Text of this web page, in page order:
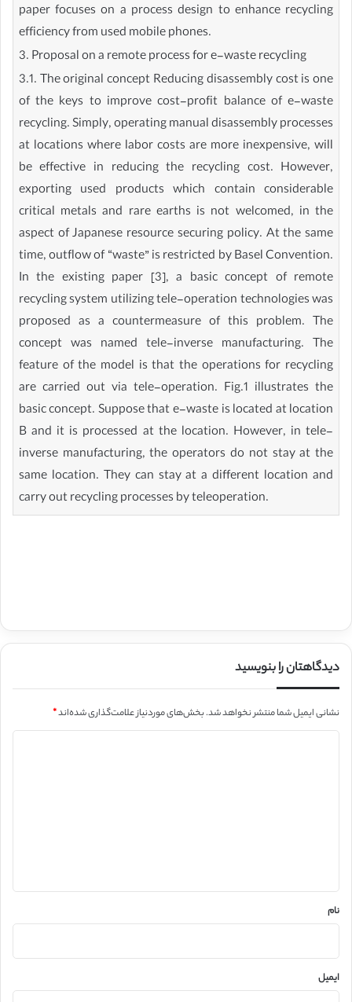
paper focuses on a process design to enhance recycling
efficiency from used mobile phones.
3. Proposal on a remote process for e-waste recycling
3.1. The original concept Reducing disassembly cost is one
of the keys to improve cost-profit balance of e-waste
recycling. Simply, operating manual disassembly processes
at locations where labor costs are more inexpensive, will
be effective in reducing the recycling cost. However,
exporting used products which contain considerable
critical metals and rare earths is not welcomed, in the
aspect of Japanese resource securing policy. At the same
time, outflow of “waste” is restricted by Basel Convention.
In the existing paper [3], a basic concept of remote
recycling system utilizing tele-operation technologies was
proposed as a countermeasure of this problem. The
concept was named tele-inverse manufacturing. The
feature of the model is that the operations for recycling
are carried out via tele-operation. Fig.1 illustrates the
basic concept. Suppose that e-waste is located at location
B and it is processed at the location. However, in tele-
inverse manufacturing, the operators do not stay at the
same location. They can stay at a different location and
carry out recycling processes by teleoperation.
دیدگاهتان را بنویسید
نشانی ایمیل شما منتشر نخواهد شد.بخش‌های موردنیاز علامت‌گذاری شده‌اند*
نام
ایمیل